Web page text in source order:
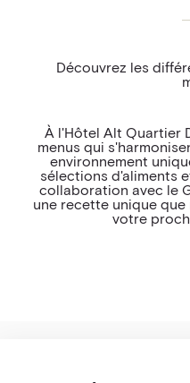
MENU ALLERGÈNE ET VEGAN
VINS & BOISSONS
FORFAIT RÉUNION
FORFAIT RÉUNION VIP
Découvrez les
À l'Hôtel Alt Quartier
menus qui
environnement
sélections d'aliments
collaboration avec le
une recette unique
votre